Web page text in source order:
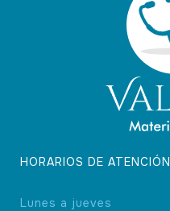
HORARIOS DE ATENCIÓN
Lunes a jueves